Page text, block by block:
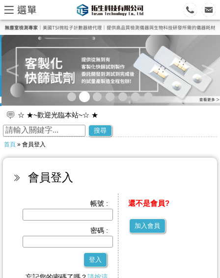
< >
☆ ★~歡迎光臨本站~☆ ★
☆ ★~歡迎您到留言版給我們加油打氣~☆ ★
搜尋
首頁» 會員登入
會員登入
帳號 :
密碼 :
登入
還不是會員?
加入會員